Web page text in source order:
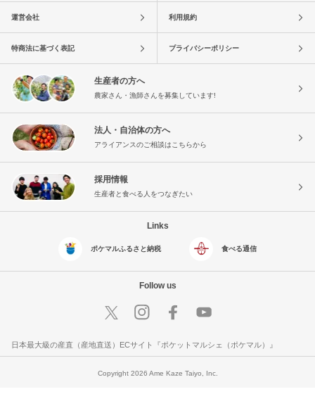
運営会社 利用規約
特商法に基づく表記 プライバシーポリシー
生産者の方へ
農家さん・漁師さんを募集しています!
法人・自治体の方へ
アライアンスのご相談はこちらから
採用情報
生産者と食べる人をつなぎたい
Links
ポケマルふるさと納税 食べる通信
Follow us
日本最大級の産直（産地直送）ECサイト『ポケットマルシェ（ポケマル）』
Copyright 2026 Ame Kaze Taiyo, Inc.